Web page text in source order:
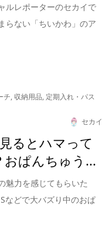
ルレポーターのセカイで
らない「ちいかわ」のア
チ, 収納用品, 定期入れ・パス
セカイ
るとハマって
おぱんちゅう...
魅力を感じてもらいた
などで大バズり中のおぱ